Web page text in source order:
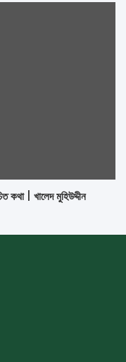
কথা | খালেদ মুহিউদ্দীন